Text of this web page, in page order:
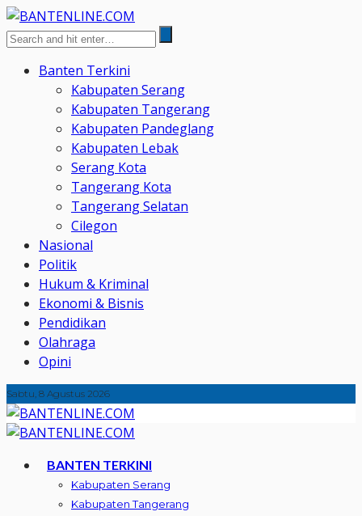
Banten Terkini
Kabupaten Serang
Kabupaten Tangerang
Kabupaten Pandeglang
Kabupaten Lebak
Serang Kota
Tangerang Kota
Tangerang Selatan
Cilegon
Nasional
Politik
Hukum & Kriminal
Ekonomi & Bisnis
Pendidikan
Olahraga
Opini
Sabtu, 8 Agustus 2026
BANTEN TERKINI
Kabupaten Serang
Kabupaten Tangerang